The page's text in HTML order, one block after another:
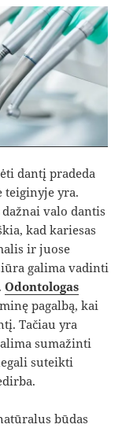
dantį pradeda
teiginyje yra.
valo dantis
kad kariesas
ir juose
galima vadinti
Odontologas
pagalbą, kai
Tačiau yra
sumažinti
suteikti
būdas